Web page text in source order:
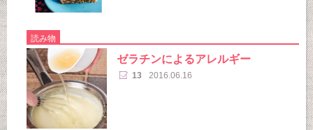
読み物
ゼラチンによるアレルギー
13 2016.06.16